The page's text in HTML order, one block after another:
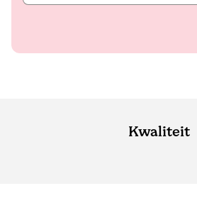
Kwaliteit